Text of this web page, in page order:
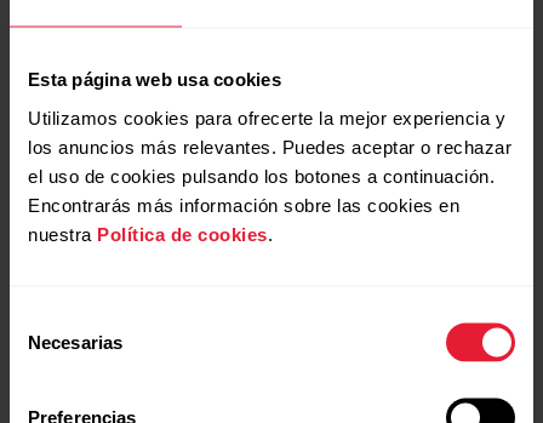
Esta página web usa cookies
Utilizamos cookies para ofrecerte la mejor experiencia y
los anuncios más relevantes. Puedes aceptar o rechazar
el uso de cookies pulsando los botones a continuación.
Encontrarás más información sobre las cookies en
nuestra Política de cookies
Necesarias
Preferencias